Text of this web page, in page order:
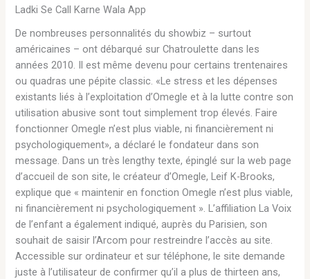
Ladki Se Call Karne Wala App
De nombreuses personnalités du showbiz – surtout
américaines – ont débarqué sur Chatroulette dans les
années 2010. Il est même devenu pour certains trentenaires
ou quadras une pépite classic. «Le stress et les dépenses
existants liés à l’exploitation d’Omegle et à la lutte contre son
utilisation abusive sont tout simplement trop élevés. Faire
fonctionner Omegle n’est plus viable, ni financièrement ni
psychologiquement», a déclaré le fondateur dans son
message. Dans un très lengthy texte, épinglé sur la web page
d’accueil de son site, le créateur d’Omegle, Leif K-Brooks,
explique que « maintenir en fonction Omegle n’est plus viable,
ni financièrement ni psychologiquement ». L’affiliation La Voix
de l’enfant a également indiqué, auprès du Parisien, son
souhait de saisir l’Arcom pour restreindre l’accès au site.
Accessible sur ordinateur et sur téléphone, le site demande
juste à l’utilisateur de confirmer qu’il a plus de thirteen ans,